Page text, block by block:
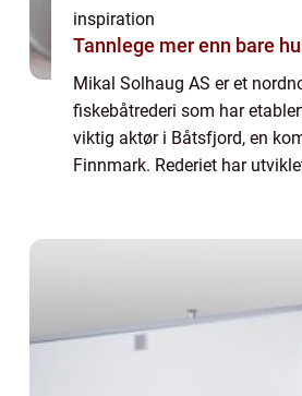
inspiration
Tannlege mer enn
Mikal Solhaug AS er et
fiskebåtrederi som har
viktig aktør i Båtsfjord, en
Finnmark. Rederiet har